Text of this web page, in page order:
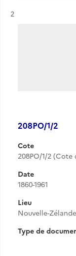
Résultat n°
2
208PO/1/2
Cote
208PO/1/2
Date
1860-1961
Lieu
Nouvelle-Zélande
Type de